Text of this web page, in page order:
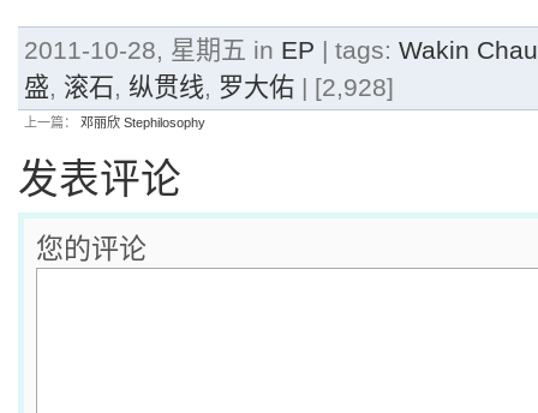
2011-10-28, 星期五 in EP | tags: Wakin
盛, 滚石, 纵贯线, 罗大佑 | [2,928]
上一篇： 邓丽欣 Stephilosophy
发表评论
您的评论